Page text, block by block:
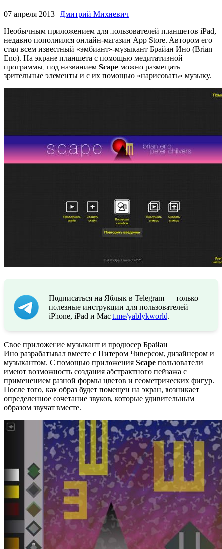
07 апреля 2013 | Дмитрий Михневич
Необычным приложением для пользователей планшетов iPad,
недавно пополнился онлайн-магазин App Store. Автором его
стал всем известный «эмбиант»-музыкант Брайан Ино (Brian
Eno). На экране планшета с помощью медитативной
программы, под названием Scape можно размещать
зрительные элементы и с их помощью «нарисовать» музыку.
Подписаться на Яблык в Telegram — только
полезные инструкции для пользователей
iPhone, iPad и Mac t.me/yablykworld.
Свое приложение музыкант и продюсер Брайан
Ино разрабатывал вместе с Питером Чиверсом, дизайнером и
музыкантом. С помощью приложения Scape пользователи
имеют возможность создания абстрактного пейзажа с
применением разной формы цветов и геометрических фигур.
После того, как образ будет помещен на экран, возникает
определенное сочетание звуков, которые удивительным
образом звучат вместе.